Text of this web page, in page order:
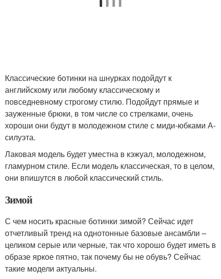
Классические ботинки на шнурках подойдут к
английскому или любому классическому и
повседневному строгому стилю. Подойдут прямые и
зауженные брюки, в том числе со стрелками, очень
хороши они будут в молодежном стиле с миди-юбками А-
силуэта.
Лаковая модель будет уместна в кэжуал, молодежном,
гламурном стиле. Если модель классическая, то в целом,
они впишутся в любой классический стиль.
Зимой
С чем носить красные ботинки зимой? Сейчас идет
отчетливый тренд на однотонные базовые ансамбли –
целиком серые или черные, так что хорошо будет иметь в
образе яркое пятно, так почему бы не обувь? Сейчас
такие модели актуальны.